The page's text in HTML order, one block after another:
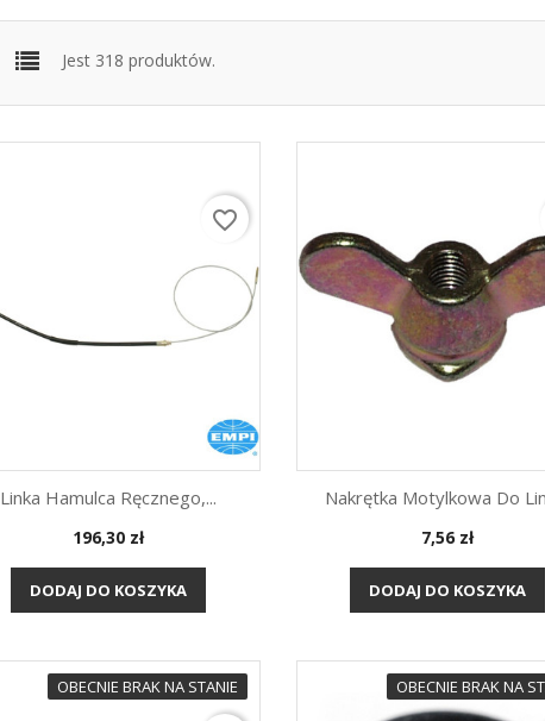
Jest 318 produktów.
Szybki podgląd
Linka Hamulca Ręcznego,...
Cena
196,30 zł
DODAJ DO KOSZYKA
favorite_border
Szybki podgląd
Nakrętka Motylkowa Do
Cena
7,56 zł
DODAJ DO KOSZYKA
OBECNIE BRAK NA STANIE OBECNIE BRAK NA